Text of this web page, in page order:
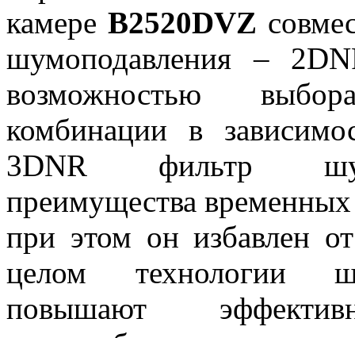
камереB2520DVZ
шумоподавления –
возможностью
комбинации в
3DNR фильтр
преимущества
при этом он избавлен
целом технологии
повышают